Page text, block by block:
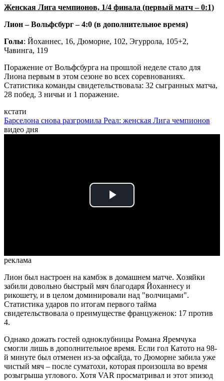
Женская Лига чемпионов, 1/4 финала (первый матч – 0:1)
Лион – Вольфсбург – 4:0 (в дополнительное время)
Голы: Йоханнес, 16, Дюморне, 102, Эгуррола, 105+2,
Чавинга, 119
Поражение от Вольфсбурга на прошлой неделе стало для
Лиона первым в этом сезоне во всех соревнованиях.
Статистика команды свидетельствовала: 32 сыгранных матча,
28 побед, 3 ничьи и 1 поражение.
кстати
Барселона снова разгромила Реал: женская Лига чемпионов
видео дня
Play
реклама
Лион был настроен на камбэк в домашнем матче. Хозяйки
забили довольно быстрый мяч благодаря Йоханнесу и
рикошету, и в целом доминировали над "волчицами".
Статистика ударов по итогам первого тайма
свидетельствовала о преимуществе француженок: 17 против
4.
Однако дожать гостей одноклубницы Романа Яремчука
смогли лишь в дополнительное время. Если гол Катото на 98-
й минуте был отменен из-за офсайда, то Дюморне забила уже
чистый мяч – после суматохи, которая произошла во время
розыгрыша углового. Хотя VAR просматривал и этот эпизод